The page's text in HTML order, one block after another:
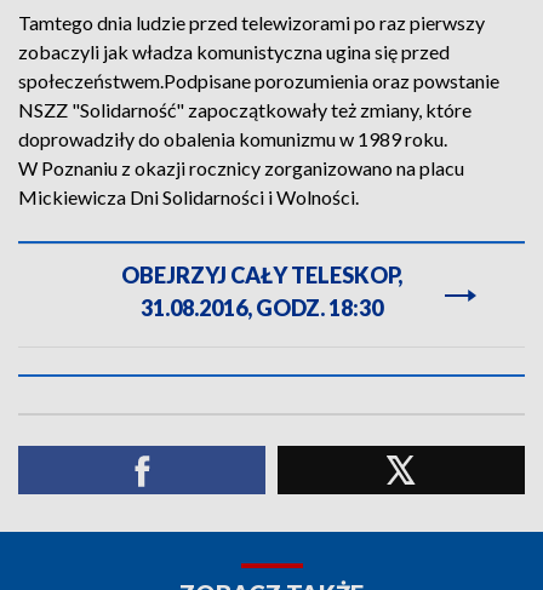
Tamtego dnia ludzie przed telewizorami po raz pierwszy
zobaczyli jak władza komunistyczna ugina się przed
społeczeństwem.Podpisane porozumienia oraz powstanie
NSZZ "Solidarność" zapoczątkowały też zmiany, które
doprowadziły do obalenia komunizmu w 1989 roku.
W Poznaniu z okazji rocznicy zorganizowano na placu
Mickiewicza Dni Solidarności i Wolności.
OBEJRZYJ CAŁY TELESKOP,
31.08.2016, GODZ. 18:30